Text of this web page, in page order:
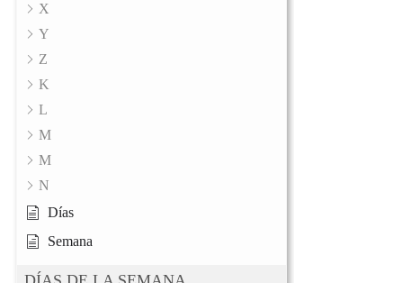
X
Y
Z
K
L
M
M
N
Días
Semana